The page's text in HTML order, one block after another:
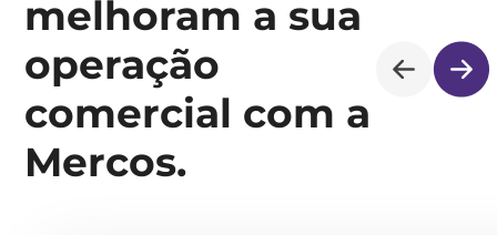
melhoram a sua
operação
comercial com a
Mercos.